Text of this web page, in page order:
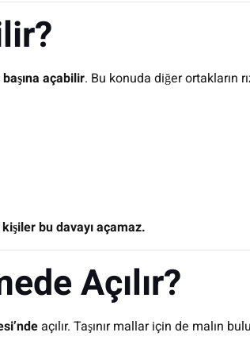
açabilir. Bu konuda diğer ortakların
bu davayı açamaz.
Açılır?
açılır. Taşınır mallar için de malın